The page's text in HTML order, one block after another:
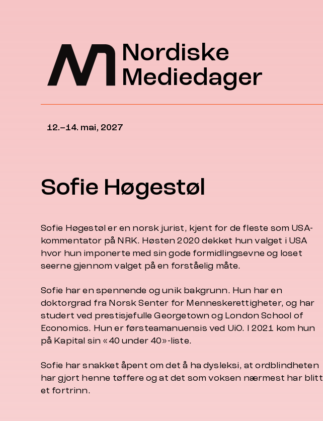
Nordiske
Mediedager
12.–14. mai, 2027
Sofie Høgestøl
Sofie Høgestøl er en norsk jurist, kjent for de fleste som USA-
kommentator på NRK. Høsten 2020 dekket hun valget i USA
hvor hun imponerte med sin gode formidlingsevne og loset
seerne gjennom valget på en forståelig måte.
Sofie har en spennende og unik bakgrunn. Hun har en
doktorgrad fra Norsk Senter for Menneskerettigheter, og har
studert ved prestisjefulle Georgetown og London School of
Economics. Hun er førsteamanuensis ved UiO. I 2021 kom hun
på Kapital sin «40 under 40»-liste.
Sofie har snakket åpent om det å ha dysleksi, at ordblindheten
har gjort henne tøffere og at det som voksen nærmest har blitt
et fortrinn.